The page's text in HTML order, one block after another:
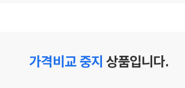
가격비교 중지 상품입니다.